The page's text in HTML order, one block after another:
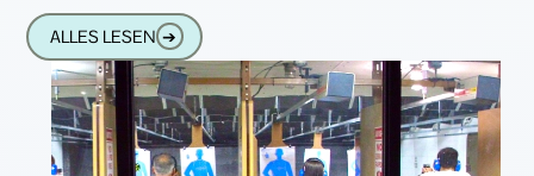
Zusammenspiel und Klanggefühl hängen
unmittelbar davon
ALLES LESEN ➔